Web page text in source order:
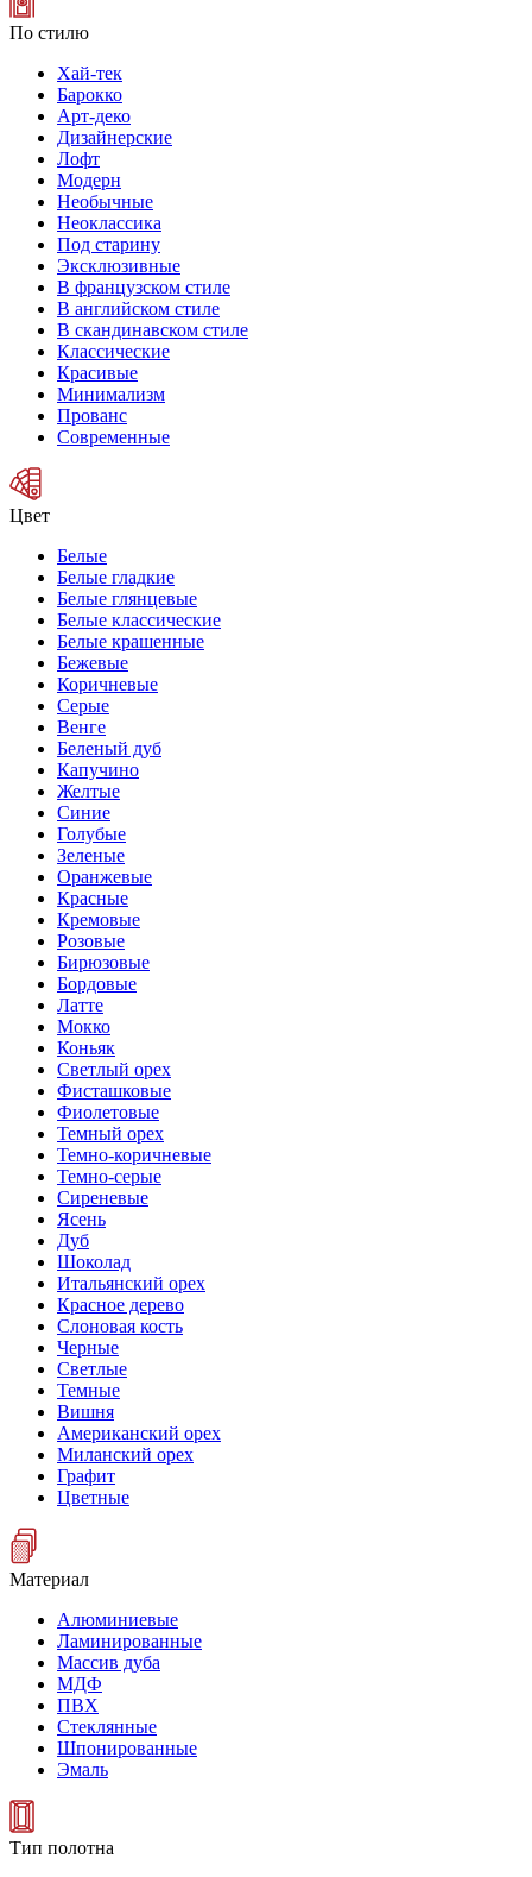
По стилю
Хай-тек
Барокко
Арт-деко
Дизайнерские
Лофт
Модерн
Необычные
Неоклассика
Под старину
Эксклюзивные
В французском стиле
В английском стиле
В скандинавском стиле
Классические
Красивые
Минимализм
Прованс
Современные
Цвет
Белые
Белые гладкие
Белые глянцевые
Белые классические
Белые крашенные
Бежевые
Коричневые
Серые
Венге
Беленый дуб
Капучино
Желтые
Синие
Голубые
Зеленые
Оранжевые
Красные
Кремовые
Розовые
Бирюзовые
Бордовые
Латте
Мокко
Коньяк
Светлый орех
Фисташковые
Фиолетовые
Темный орех
Темно-коричневые
Темно-серые
Сиреневые
Ясень
Дуб
Шоколад
Итальянский орех
Красное дерево
Слоновая кость
Черные
Светлые
Темные
Вишня
Американский орех
Миланский орех
Графит
Цветные
Материал
Алюминиевые
Ламинированные
Массив дуба
МДФ
ПВХ
Стеклянные
Шпонированные
Эмаль
Тип полотна